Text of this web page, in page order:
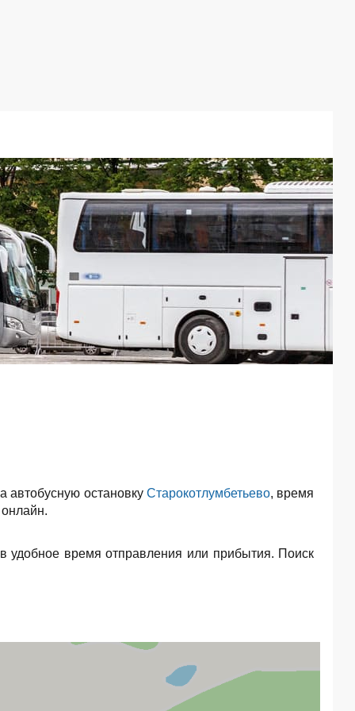
автобусную остановку Старокотлумбетьево, время
удобное время отправления или прибытия. Поиск